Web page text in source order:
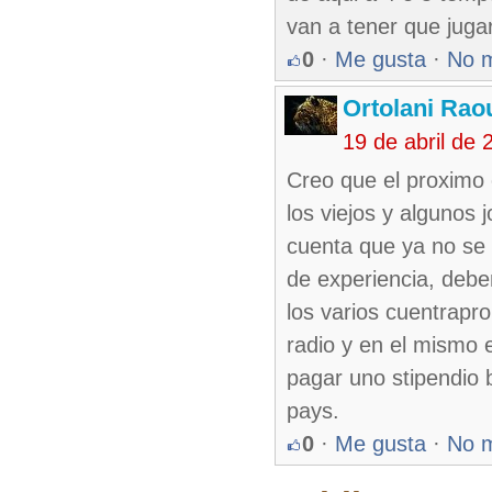
van a tener que
0 · Me gusta · No
Ortolani
19 de abril de
Creo que el
los viejos y algunos
cuenta que ya no
de experiencia,
los varios
radio y en el mismo
pagar uno stipendio
pays.
0 · Me gusta · No